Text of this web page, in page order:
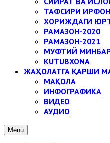
ТАФСИРИ ИРФОН
ХОРИЖДАГИ
РАМАЗОН-2020
РАМАЗОН-2021
МУФТИЙ
KUTUBXONA
ЖАҲОЛАТГА ҚАРШИ
МАҚОЛА
ИНФОГРАФИКА
ВИДЕО
АУДИО
Menu